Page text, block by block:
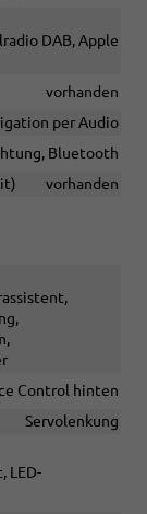
DAB, Apple
vorhanden
per Audio
Bluetooth
vorhanden
Control hinten
Servolenkung
LED-